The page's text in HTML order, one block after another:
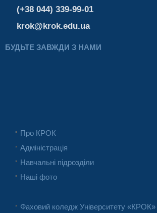
(+38 044) 339-99-01
krok@krok.edu.ua
БУДЬТЕ ЗАВЖДИ З НАМИ
Про КРОК
Адміністрація
Навчальні підрозділи
Наші фото
Фаховий коледж Університету «КРОК»